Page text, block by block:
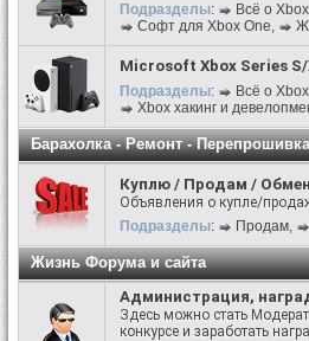
Подразделы: Всё о
Софт для Xbox One,
Microsoft Xbox Series S/
Подразделы: Всё о
Xbox хакинг и
Барахолка - Ремонт -
Куплю / Продам /
Объявления о купле/
Подразделы: Продам,
Жизнь Форума и сайта
Администрация,
Здесь можно стать
конкурсе и заработать